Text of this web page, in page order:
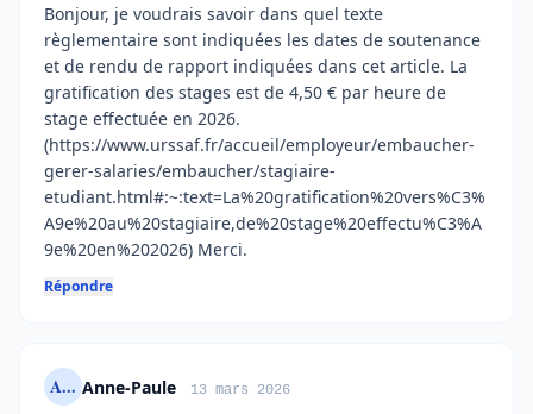
Bonjour, je voudrais savoir dans quel texte
règlementaire sont indiquées les dates de soutenance
et de rendu de rapport indiquées dans cet article. La
gratification des stages est de 4,50 € par heure de
stage effectuée en 2026.
(https://www.urssaf.fr/accueil/employeur/embaucher-
gerer-salaries/embaucher/stagiaire-
etudiant.html#:~:text=La%20gratification%20vers%C3%
A9e%20au%20stagiaire,de%20stage%20effectu%C3%A
9e%20en%202026) Merci.
Répondre
A... Anne-Paule 13 mars 2026